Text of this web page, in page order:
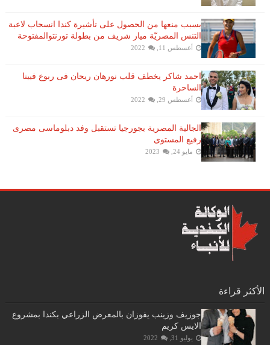
بسبب منعها من الحصول على تأشيرة كندا انسحاب لاعبة ​
التنس​ المصريّة ​ميار شريف​ من بطولة ​تورنتو​المفتوحة
أغسطس 11, 2022
احمد شاكر يخطف قلب نورهان ريحان فى ربوع فيينا
الساحرة
أغسطس 29, 2022
الجالية المصرية بجورجيا تستقبل وفد دبلوماسى مصرى
رفيع المستوى
مايو 24, 2023
الأكثر قراءة
جوزيف وزينب يفوزان بالمعرض الزراعي بكندا بمشروع
الايس كريم
يوليو 31, 2022